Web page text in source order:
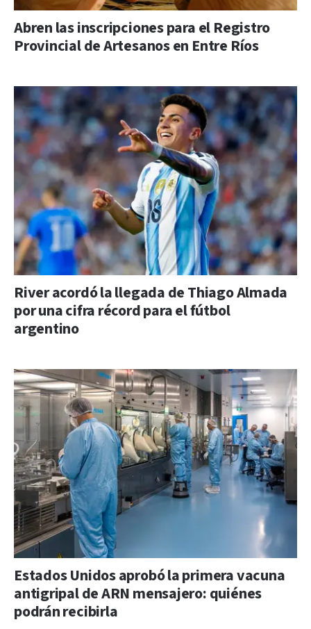
Abren las inscripciones para el Registro
Provincial de Artesanos en Entre Ríos
River acordó la llegada de Thiago Almada
por una cifra récord para el fútbol
argentino
Estados Unidos aprobó la primera vacuna
antigripal de ARN mensajero: quiénes
podrán recibirla